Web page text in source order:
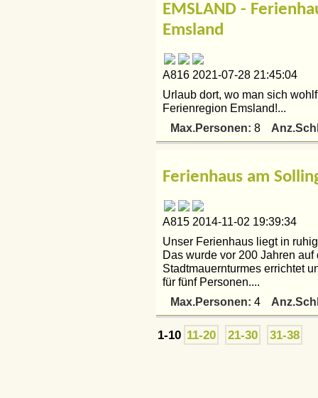
EMSLAND -
Emsland
A816 2021-07-28 21:45:04
Urlaub dort, wo man sich
Ferienregion Emsland!...
Max.Personen: 8
Ferienhaus am
A815 2014-11-02 19:39:34
Unser Ferienhaus liegt in
Das wurde vor 200 Jahren
Stadtmauernturmes errichtet
für fünf Personen....
Max.Personen: 4
1-10 11-20 21-30 31-38